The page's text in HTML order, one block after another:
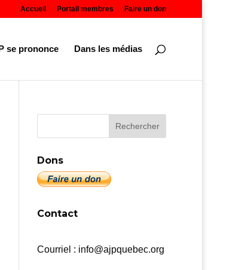
Accueil Portail membres Faire un don
se prononce Dans les médias
Dons
Contact
Courriel : info@ajpquebec.org